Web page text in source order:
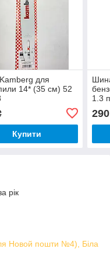
для
14* (35 см) 52
Купити
1.3
290
рік
Новой пошти №4), Біла